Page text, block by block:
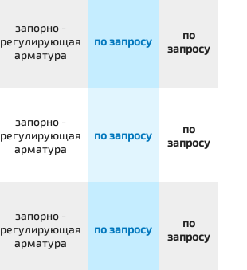
запорно -
регулирующая
арматура
по запросу
по
запросу
запорно -
регулирующая
арматура
по запросу
по
запросу
запорно -
регулирующая
арматура
по запросу
по
запросу